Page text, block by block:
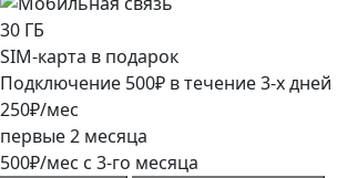
30 ГБ
SIM-карта в подарок
Подключение 500₽ в течение3-х дней
250₽/мес
первые2 месяца
500₽/мес c 3-го месяца